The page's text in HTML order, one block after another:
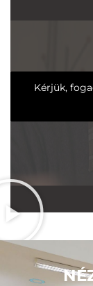
Kérjük,